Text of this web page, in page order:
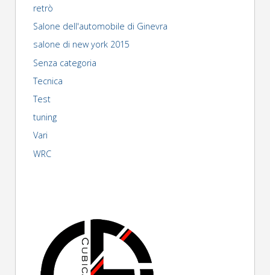
retrò
Salone dell'automobile di Ginevra
salone di new york 2015
Senza categoria
Tecnica
Test
tuning
Vari
WRC